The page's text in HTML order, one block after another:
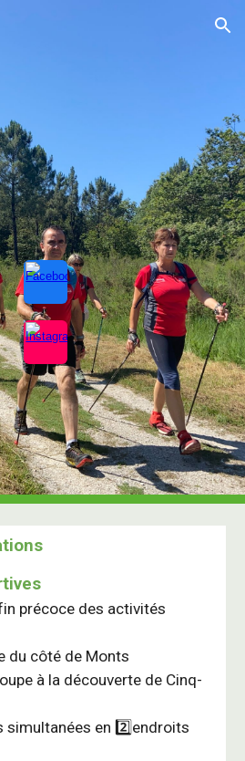
Skip to navigation
précoce des activités
du côté de Monts
à la découverte de Cinq-
en 2️⃣endroits